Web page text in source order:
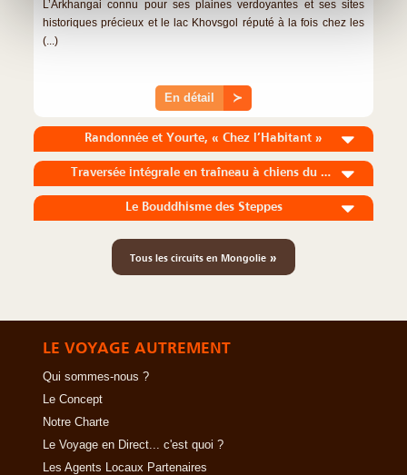
L’Arkhangai connu pour ses plaines verdoyantes et ses sites
historiques précieux et le lac Khovsgol réputé à la fois chez les
(...)
En détail ≻
Randonnée et Yourte, « Chez l’Habitant »
Traversée intégrale en traîneau à chiens du Mythique Lac Khuvsgul
Le Bouddhisme des Steppes
Tous les circuits en Mongolie »
LE VOYAGE AUTREMENT
Qui sommes-nous ?
Le Concept
Notre Charte
Le Voyage en Direct... c'est quoi ?
Les Agents Locaux Partenaires